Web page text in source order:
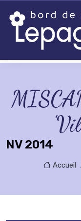
NV 2014
Accueil